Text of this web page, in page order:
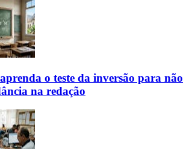
o teste da inversão para não
na redação